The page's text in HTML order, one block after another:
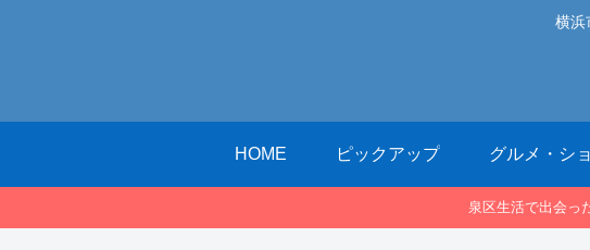
横浜
HOME ピックアップ グルメ・シ
泉区生活で出会っ